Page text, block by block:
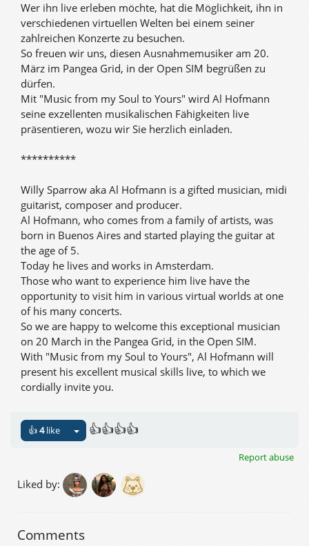
Wer ihn live erleben möchte, hat die Möglichkeit, ihn in
verschiedenen virtuellen Welten bei einem seiner
zahlreichen Konzerte zu besuchen.
So freuen wir uns, diesen Ausnahmemusiker am 20.
März im Pangea Grid, in der Open SIM begrüßen zu
dürfen.
Mit "Music from my Soul to Yours" wird Al Hofmann
seine exzellenten musikalischen Fähigkeiten live
präsentieren, wozu wir Sie herzlich einladen.
**********
Willy Sparrow aka Al Hofmann is a gifted musician, midi
guitarist, composer and producer.
Al Hofmann, who comes from a family of artists, was
born in Buenos Aires and started playing the guitar at
the age of 5.
Today he lives and works in Amsterdam.
Those who want to experience him live have the
opportunity to visit him in various virtual worlds at one
of his many concerts.
So we are happy to welcome this exceptional musician
on 20 March in the Pangea Grid, in the Open SIM.
With "Music from my Soul to Yours", Al Hofmann will
present his excellent musical skills live, to which we
cordially invite you.
👍4like 👍👍👍👍
Report abuse
Liked by:
Comments